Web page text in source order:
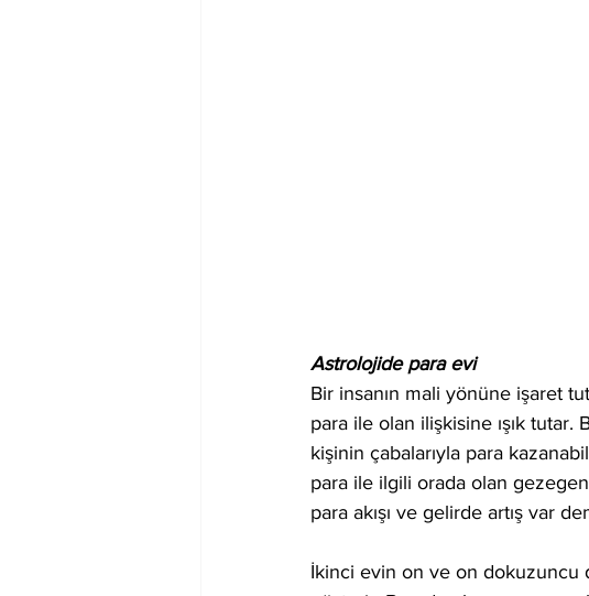
Astrolojide para evi
Bir insanın mali yönüne işaret
para ile olan ilişkisine ışık
kişinin çabalarıyla para
para ile ilgili orada olan
para akışı ve gelirde artış var
İkinci evin on ve on dokuzuncu